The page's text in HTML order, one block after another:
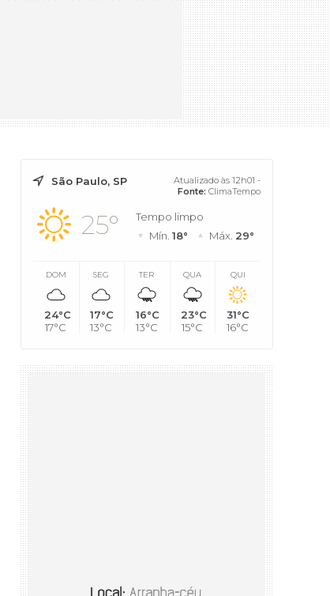
São Paulo, SP
Atualizado às 12h01 -
Fonte: ClimaTempo
25°
Tempo limpo
Mín. 18° Máx. 29°
DOM
24°C
17°C
SEG
17°C
13°C
TER
16°C
13°C
QUA
23°C
15°C
QUI
31°C
16°C